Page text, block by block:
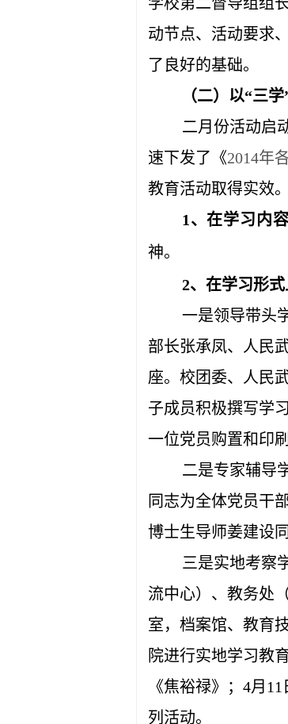
动节点、活动要求
了良好的基础。
（二）以“三
二月份活动启
速下发了《2014年
教育活动取得实效。
1、在学习内容
神。
2、在学习形式
一是领导带头
部长张承凤、人民
座。校团委、人民
子成员积极撰写学
一位党员购置和印
二是专家辅导
同志为全体党员干
博士生导师姜建设
三是实地考察
流中心）、教务处
室，档案馆、教育
院进行实地学习教
《焦裕禄》；4月
列活动。